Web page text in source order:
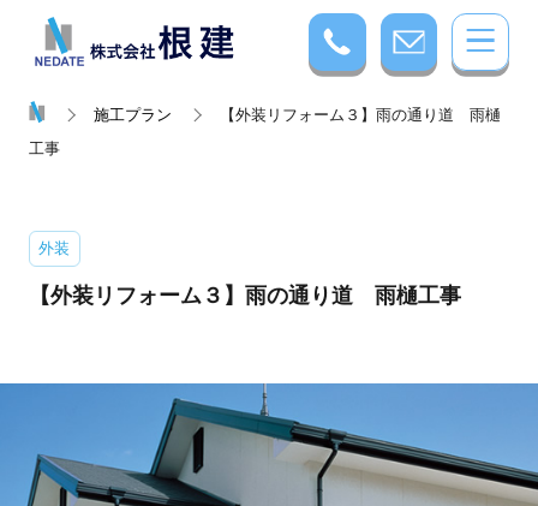
施工プラン
【外装リフォーム３】雨の通り道 雨樋
工事
外装
【外装リフォーム３】雨の通り道 雨樋工事